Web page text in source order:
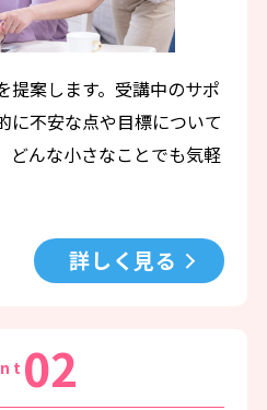
提案します。受講中のサポ
に不安な点や目標について
どんな小さなことでも気軽
詳しく見る
02